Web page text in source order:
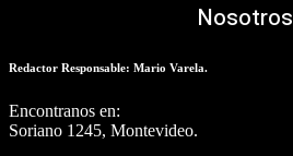
Nosotros
Redactor Responsable: Mario Varela.
Encontranos en:
Soriano 1245, Montevideo.